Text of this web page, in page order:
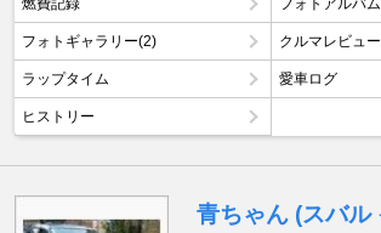
フォトギャラリー(2) クルマレビュー
ラップタイム 愛車ログ
ヒストリー
青ちゃん (スバル